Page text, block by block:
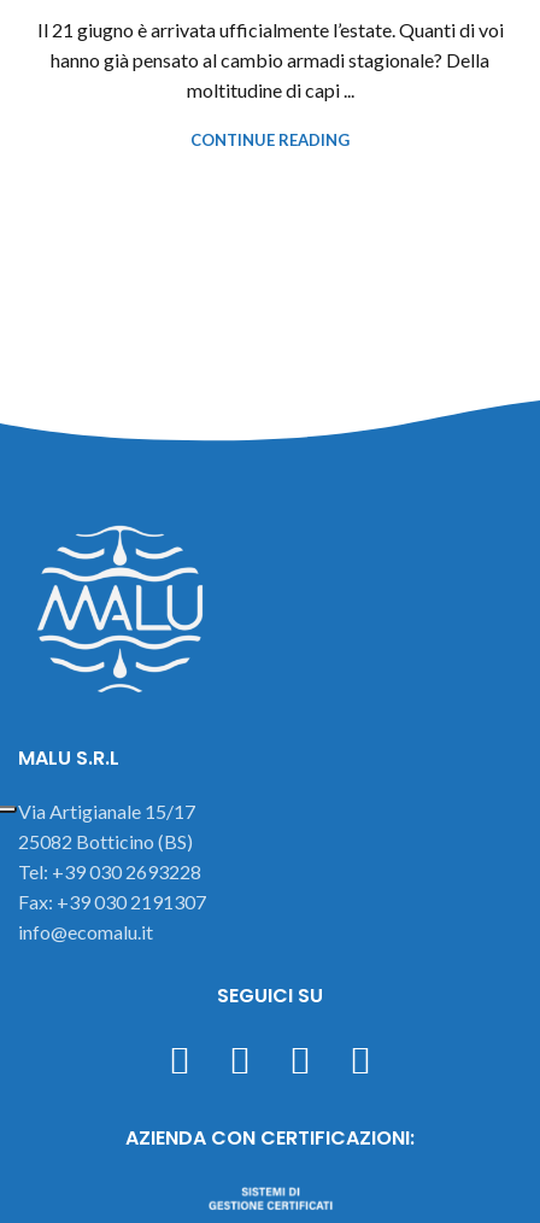
Il 21 giugno è arrivata ufficialmente l’estate. Quanti di voi
hanno già pensato al cambio armadi stagionale? Della
moltitudine di capi ...
CONTINUE READING
MALU S.R.L
Via Artigianale 15/17
25082 Botticino (BS)
Tel: +39 030 2693228
Fax: +39 030 2191307
info@ecomalu.it
SEGUICI SU
AZIENDA CON CERTIFICAZIONI: